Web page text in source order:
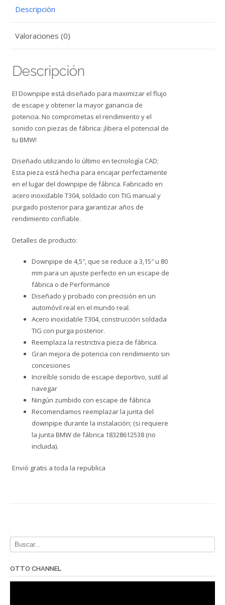
Descripción
Valoraciones (0)
Descripción
El Downpipe está diseñado para maximizar el flujo
de escape y obtener la mayor ganancia de
potencia. No comprometas el rendimiento y el
sonido con piezas de fábrica: ¡libera el potencial de
tu BMW!
Diseñado utilizando lo último en tecnología CAD;
Esta pieza está hecha para encajar perfectamente
en el lugar del downpipe de fábrica. Fabricado en
acero inoxidable T304, soldado con TIG manual y
purgado posterior para garantizar años de
rendimiento confiable.
Detalles de producto:
Downpipe de 4,5″, que se reduce a 3,15″ u 80
mm para un ajuste perfecto en un escape de
fábrica o de Performance
Diseñado y probado con precisión en un
automóvil real en el mundo real.
Acero inoxidable T304, construcción soldada
TIG con purga posterior.
Reemplaza la restrictiva pieza de fábrica.
Gran mejora de potencia con rendimiento sin
concesiones
Increíble sonido de escape deportivo, sutil al
navegar
Ningún zumbido con escape de fábrica
Recomendamos reemplazar la junta del
downpipe durante la instalación; (si requiere
la junta BMW de fábrica 18328612538 (no
incluida).
Envió gratis a toda la republica
OTTO CHANNEL